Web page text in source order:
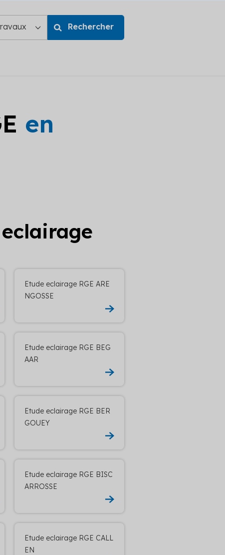
en
Etude eclairage RGE ARE
NGOSSE
Etude eclairage RGE BEG
AAR
Etude eclairage RGE BER
GOUEY
Etude eclairage RGE BISC
ARROSSE
Etude eclairage RGE CALL
EN